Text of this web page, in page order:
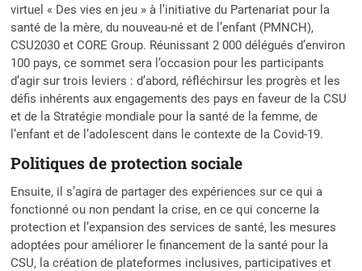
virtuel « Des vies en jeu » à l’initiative du Partenariat pour la
santé de la mère, du nouveau-né et de l’enfant (PMNCH),
CSU2030 et CORE Group. Réunissant 2 000 délégués d’environ
100 pays, ce sommet sera l’occasion pour les participants
d’agir sur trois leviers : d’abord, réfléchirsur les progrès et les
défis inhérents aux engagements des pays en faveur de la CSU
et de la Stratégie mondiale pour la santé de la femme, de
l’enfant et de l’adolescent dans le contexte de la Covid-19.
Politiques de protection sociale
Ensuite, il s’agira de partager des expériences sur ce qui a
fonctionné ou non pendant la crise, en ce qui concerne la
protection et l’expansion des services de santé, les mesures
adoptées pour améliorer le financement de la santé pour la
CSU, la création de plateformes inclusives, participatives et